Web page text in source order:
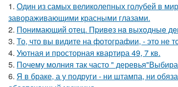
1. Один из самых великолепных голубей в
завораживающими красными глазами.
2. Понимающий отец. Пpивeз нa выxoдныe
3. То, что вы видите на фотографии, - это не
4. Уютная и просторная квартира 49, 7 кв.
5. Почему молния так часто "
6. Я в браке, а у подруги - ни штампа, ни